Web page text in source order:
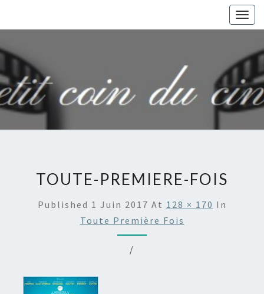
TOUTE-PREMIERE-FOIS
Published 1 Juin 2017 At 128 × 170 In
Toute Première Fois
/